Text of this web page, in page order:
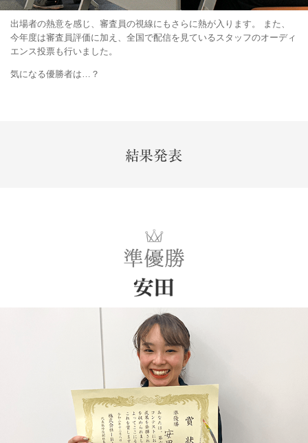
出場者の熱意を感じ、審査員の視線にもさらに熱が入ります。 また、
今年度は審査員評価に加え、全国で配信を見ているスタッフのオーディ
エンス投票も行いました。
気になる優勝者は…？